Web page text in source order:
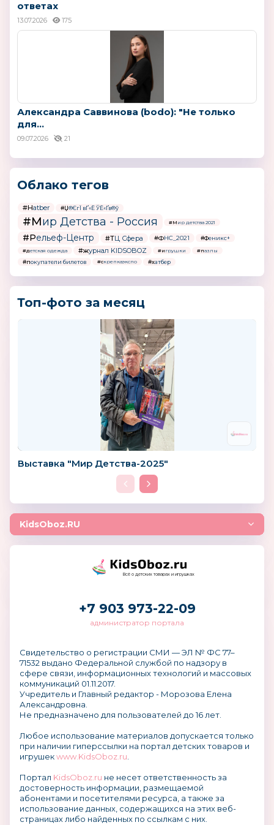
ответах
13.07.2026 175
Александра Саввинова (bodo): "Не только
для...
09.07.2026 21
Облако тегов
#Hatber #Џ®ЄгЇ вҐ«Ё ЎЁ«Ґв®ў
#Мир Детства - Россия #Мир детства 2021
#Рельеф-Центр #ТЦ Сфера #ФНС_2021 #Феникс+
#детская одежда #журнал KIDSOBOZ #игрушки #пазлы
#покупатели билетов #скрепкаэкспо #хатбер
Топ-фото за месяц
Выставка "Мир Детства-2025"
KidsOboz.RU
Всё о детских товарах и игрушках
+7 903 973-22-09
администратор портала
Свидетельство о регистрации СМИ — ЭЛ № ФС 77–
71532 выдано Федеральной службой по надзору в
сфере связи, информационных технологий и массовых
коммуникаций 01.11.2017.
Учредитель и Главный редактор - Морозова Елена
Александровна.
Не предназначено для пользователей до 16 лет.
Любое использование материалов допускается только
при наличии гиперссылки на портал детских товаров и
игрушекwww.KidsOboz.ru
Портал KidsOboz.ru не несет ответственность за
достоверность информации, размещаемой
абонентами и посетителями ресурса, а также за
использование данных, содержащихся на этих веб-
страницах либо найденных по ссылкам с них.